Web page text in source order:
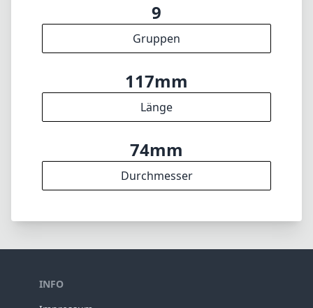
9
Gruppen
117mm
Länge
74mm
Durchmesser
INFO